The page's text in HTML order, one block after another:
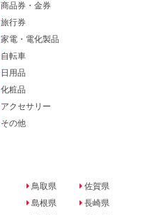
商品券・金券
旅行券
家電・電化製品
自転車
日用品
化粧品
アクセサリー
その他
鳥取県
島根県
佐賀県
長崎県